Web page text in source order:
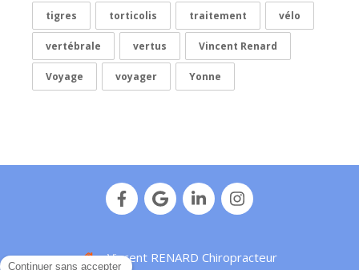
tigres torticolis traitement vélo
vertébrale vertus Vincent Renard
Voyage voyager Yonne
Vincent RENARD Chiropracteur